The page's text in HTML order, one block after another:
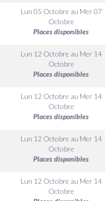
Lun 05 Octobre au Mer 07
Octobre
Places disponibles
Lun 12 Octobre au Mer 14
Octobre
Places disponibles
Lun 12 Octobre au Mer 14
Octobre
Places disponibles
Lun 12 Octobre au Mer 14
Octobre
Places disponibles
Lun 12 Octobre au Mer 14
Octobre